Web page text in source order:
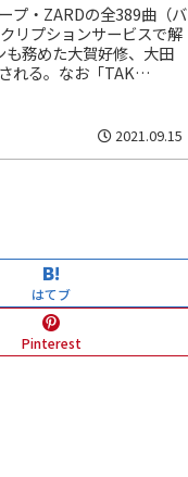
プ・ZARDの全389曲（バ
リプションサービスで解
務めた大賀好修、大田
れる。なお「TAK
2021.09.15
はてブ
Pinterest